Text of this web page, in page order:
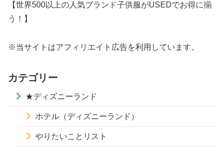
【世界500以上の人気ブランド子供服がUSEDでお得に揃
う！】
※当サイトはアフィリエイト広告を利用しています。
カテゴリー
★ディズニーランド
ホテル（ディズニーランド）
やりたいことリスト